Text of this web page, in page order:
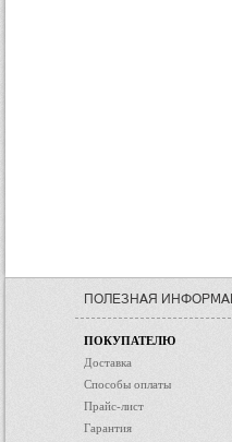
ПОЛЕЗНАЯ
ПОКУПАТЕЛЮ
Доставка
Способы оплаты
Прайс-лист
Гарантия